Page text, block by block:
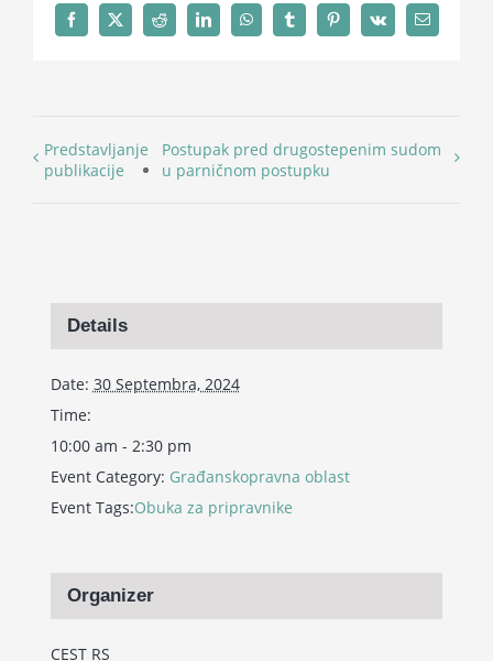
Facebook
X Reddit LinkedInWhatsAppTumblrPinterest
Vk Email
Predstavljanje
publikacije
Postupak pred drugostepenim sudom
u parničnom postupku
Details
Date: 30 Septembra, 2024
Time:
10:00 am - 2:30 pm
Event Category: Građanskopravna oblast
Event Tags:Obuka za pripravnike
Organizer
CEST RS